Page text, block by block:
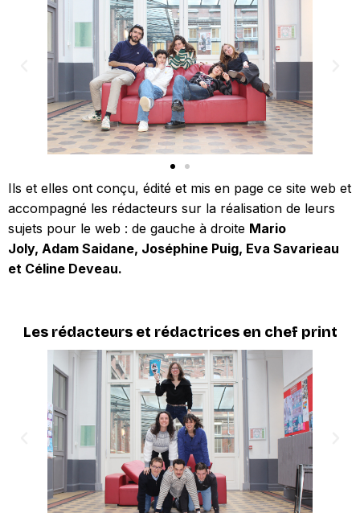
Ils et elles ont conçu, édité et mis en page ce site web et
accompagné les rédacteurs sur la réalisation de leurs
sujets pour le web : de gauche à droite Mario
Joly, Adam Saidane, Joséphine Puig, Eva Savarieau
et Céline Deveau.
Les rédacteurs et rédactrices en chef print